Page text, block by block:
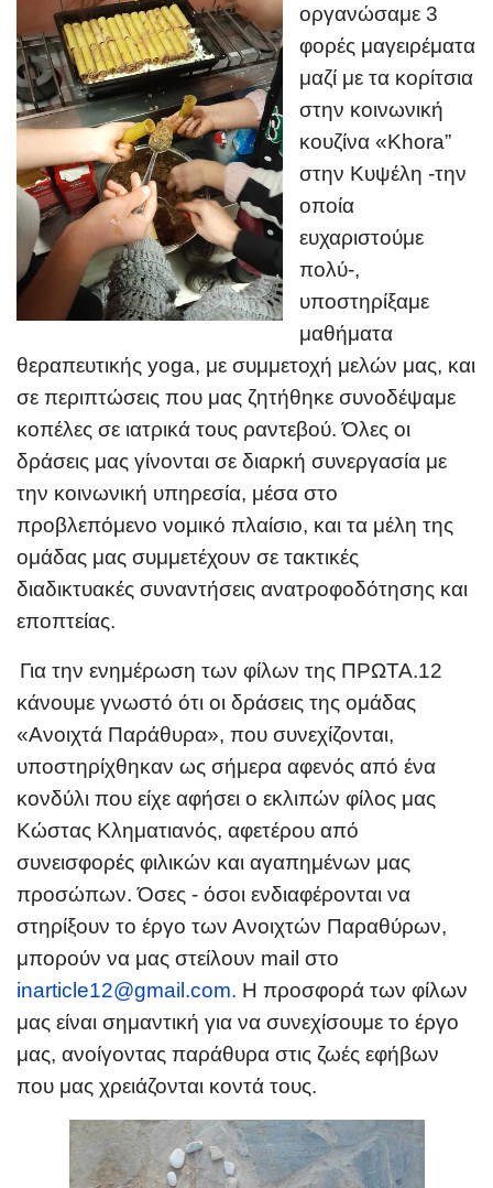
οργανώσαμε 3
φορές μαγειρέματα
μαζί με τα κορίτσια
στην κοινωνική
κουζίνα «Khora”
στην Κυψέλη -την
οποία
ευχαριστούμε
πολύ-,
υποστηρίξαμε
μαθήματα
θεραπευτικής yoga, με συμμετοχή μελών μας, και
σε περιπτώσεις που μας ζητήθηκε συνοδέψαμε
κοπέλες σε ιατρικά τους ραντεβού. Όλες οι
δράσεις μας γίνονται σε διαρκή συνεργασία με
την κοινωνική υπηρεσία, μέσα στο
προβλεπόμενο νομικό πλαίσιο, και τα μέλη της
ομάδας μας συμμετέχουν σε τακτικές
διαδικτυακές συναντήσεις ανατροφοδότησης και
εποπτείας.
Για την ενημέρωση των φίλων της ΠΡΩΤΑ.12
κάνουμε γνωστό ότι οι δράσεις της ομάδας
«Ανοιχτά Παράθυρα», που συνεχίζονται,
υποστηρίχθηκαν ως σήμερα αφενός από ένα
κονδύλι που είχε αφήσει ο εκλιπών φίλος μας
Κώστας Κληματιανός, αφετέρου από
συνεισφορές φιλικών και αγαπημένων μας
προσώπων. Όσες - όσοι ενδιαφέρονται να
στηρίξουν το έργο των Ανοιχτών Παραθύρων,
μπορούν να μας στείλουν mail στο
inarticle12@gmail.com. Η προσφορά των φίλων
μας είναι σημαντική για να συνεχίσουμε το έργο
μας, ανοίγοντας παράθυρα στις ζωές εφήβων
που μας χρειάζονται κοντά τους.